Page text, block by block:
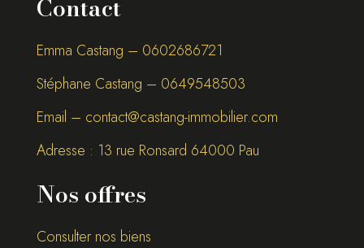
Contact
Emma Castang – 0602686721
Stéphane Castang – 0649548503
Email – contact@castang-immobilier.com
Adresse : 13 rue Ronsard 64000 Pau
Nos offres
Consulter nos biens